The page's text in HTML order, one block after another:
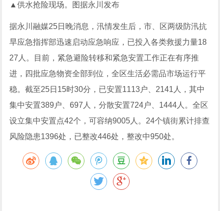
▲供水抢险现场。图据永川发布
据永川融媒25日晚消息，汛情发生后，市、区两级防汛抗
旱应急指挥部迅速启动应急响应，已投入各类救援力量18
27人。目前，紧急避险转移和紧急安置工作正在有序推
进，四批应急物资全部到位，全区生活必需品市场运行平
稳。截至25日15时30分，已安置1113户、2141人，其中
集中安置389户、697人，分散安置724户、1444人。全区
设立集中安置点42个，可容纳9005人。24个镇街累计排查
风险隐患1396处，已整改446处，整改中950处。